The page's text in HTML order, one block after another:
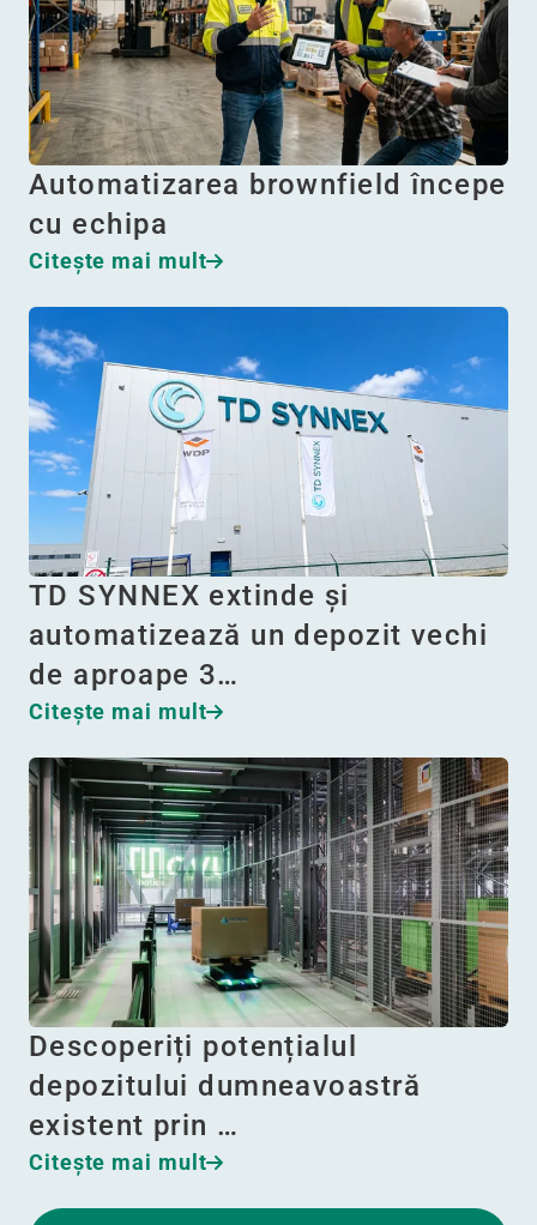
Automatizarea brownfield începe
cu echipa
Citeşte mai mult
TD SYNNEX extinde și
automatizează un depozit vechi
de aproape 3…
Citeşte mai mult
Descoperiți potențialul
depozitului dumneavoastră
existent prin …
Citeşte mai mult